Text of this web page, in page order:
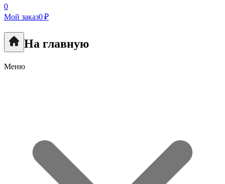
0
Мой заказ0 ₽
На главную
Меню